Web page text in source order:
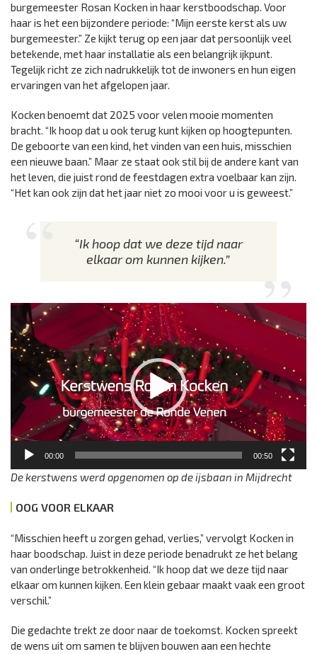
burgemeester Rosan Kocken in haar kerstboodschap. Voor
haar is het een bijzondere periode: “Mijn eerste kerst als uw
burgemeester.” Ze kijkt terug op een jaar dat persoonlijk veel
betekende, met haar installatie als een belangrijk ijkpunt.
Tegelijk richt ze zich nadrukkelijk tot de inwoners en hun eigen
ervaringen van het afgelopen jaar.
Kocken benoemt dat 2025 voor velen mooie momenten
bracht. “Ik hoop dat u ook terug kunt kijken op hoogtepunten.
De geboorte van een kind, het vinden van een huis, misschien
een nieuwe baan.” Maar ze staat ook stil bij de andere kant van
het leven, die juist rond de feestdagen extra voelbaar kan zijn.
“Het kan ook zijn dat het jaar niet zo mooi voor u is geweest.”
“Ik hoop dat we deze tijd naar
elkaar om kunnen kijken.”
Videospeler
00:00 00:50
De kerstwens werd opgenomen op de ijsbaan in Mijdrecht
OOG VOOR ELKAAR
“Misschien heeft u zorgen gehad, verlies,” vervolgt Kocken in
haar boodschap. Juist in deze periode benadrukt ze het belang
van onderlinge betrokkenheid. “Ik hoop dat we deze tijd naar
elkaar om kunnen kijken. Een klein gebaar maakt vaak een groot
verschil.”
Die gedachte trekt ze door naar de toekomst. Kocken spreekt
de wens uit om samen te blijven bouwen aan een hechte